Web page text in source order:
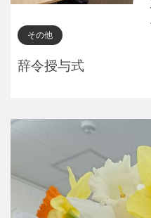
その他
辞令授与式